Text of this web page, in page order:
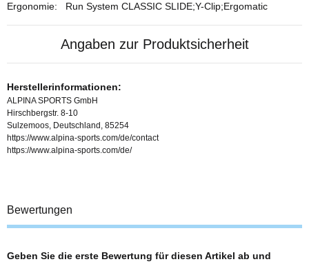
Ergonomie:
Run System CLASSIC SLIDE;Y-Clip;Ergomatic
Angaben zur Produktsicherheit
Herstellerinformationen:
ALPINA SPORTS GmbH
Hirschbergstr. 8-10
Sulzemoos, Deutschland, 85254
https://www.alpina-sports.com/de/contact
https://www.alpina-sports.com/de/
Bewertungen
Geben Sie die erste Bewertung für diesen Artikel ab und